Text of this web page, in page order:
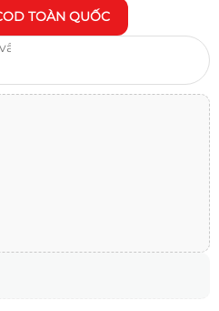
TOÀN QUỐC